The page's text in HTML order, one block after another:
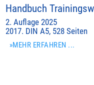
Handbuch
2. Auflage 2025
2017. DIN A5, 528 Seiten
»MEHR ERFAHREN ...